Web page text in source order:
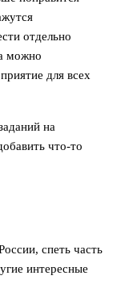
отдельно
можно
для всех
на
что-то
спеть часть
интересные